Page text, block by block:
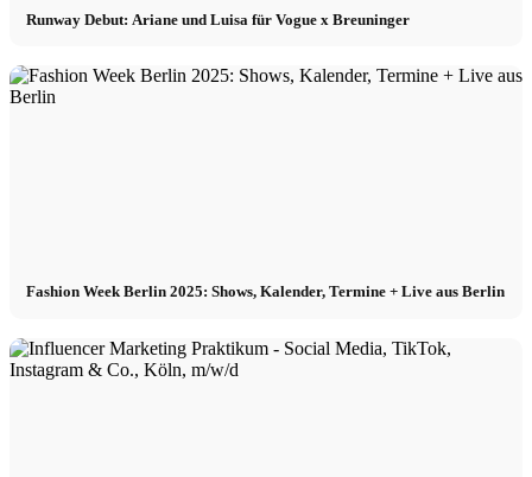
Runway Debut: Ariane und Luisa für Vogue x Breuninger
Fashion Week Berlin 2025: Shows, Kalender, Termine + Live aus Berlin